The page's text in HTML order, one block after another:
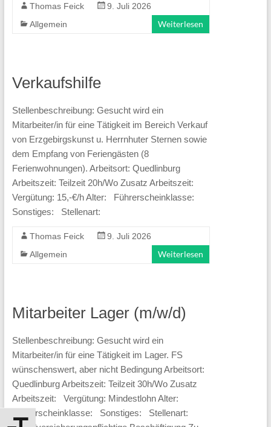
sie
auf
zurück
Arbeitswelt.
Unsere
Aufgaben
vielfältig:
für
Bewerber
und
Arbeitgeber
bis
hin
Thomas Feick
9. Juli 2026
Allgemein
Weiterlesen
Verkaufshilfe
Stellenbeschreibung: Gesucht wird ein
Mitarbeiter/in für eine Tätigkeit im Bereich Verkauf
von Erzgebirgskunst u. Herrnhuter Sternen sowie
dem Empfang von Feriengästen (8
Ferienwohnungen). Arbeitsort: Quedlinburg
Arbeitszeit: Teilzeit 20h/Wo Zusatz Arbeitszeit:
Vergütung: 15,-€/h Alter: Führerscheinklasse:
Sonstiges: Stellenart:
Thomas Feick
9. Juli 2026
Allgemein
Weiterlesen
Mitarbeiter Lager (m/w/d)
Stellenbeschreibung: Gesucht wird ein
Mitarbeiter/in für eine Tätigkeit im Lager. FS
wünschenswert, aber nicht Bedingung Arbeitsort:
Quedlinburg Arbeitszeit: Teilzeit 30h/Wo Zusatz
Arbeitszeit: Vergütung: Mindestlohn Alter:
Führerscheinklasse: Sonstiges: Stellenart: